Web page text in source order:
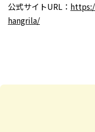
公式サイトURL：
hangrila/